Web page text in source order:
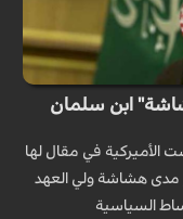
ابن سلمان
الأميركية في مقال لها
مدى هشاشة ولي العهد
السياسية